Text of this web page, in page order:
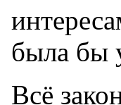
была бы
Всё